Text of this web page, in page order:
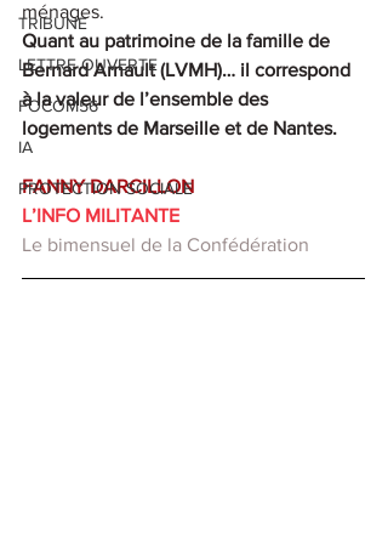
TRIBUNE
LETTRE OUVERTE
FOCOM56
IA
PROTECTION SOCIALE
ménages.
Quant au patrimoine de la famille de
Bernard Arnault (LVMH)… il correspond
à la valeur de l’ensemble des
logements de Marseille et de Nantes.
FANNY DARCILLON
L’INFO MILITANTE
Le bimensuel de la Confédération